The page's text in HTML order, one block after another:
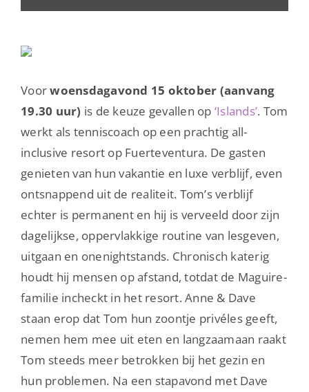
Voorwoensdagavond 15 oktober (aanvang
19.30 uur) is de keuze gevallen op ‘Islands’. Tom
werkt als tenniscoach op een prachtig all-
inclusive resort op Fuerteventura. De gasten
genieten van hun vakantie en luxe verblijf, even
ontsnappend uit de realiteit. Tom’s verblijf
echter is permanent en hij is verveeld door zijn
dagelijkse, oppervlakkige routine van lesgeven,
uitgaan en onenightstands. Chronisch katerig
houdt hij mensen op afstand, totdat de Maguire-
familie incheckt in het resort. Anne & Dave
staan erop dat Tom hun zoontje privéles geeft,
nemen hem mee uit eten en langzaamaan raakt
Tom steeds meer betrokken bij het gezin en
hun problemen. Na een stapavond met Dave